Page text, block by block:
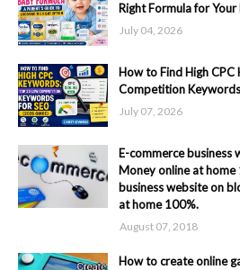
Right Formula for Your
July 04, 2026
How to Find High
Competition
July 07, 2026
E-commerce business
Money online at home
business website on
at home 100%.
August 07, 2018
How to create online